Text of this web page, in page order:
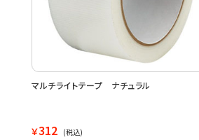
マルチライトテープ ナチュラル
￥312 (税込)